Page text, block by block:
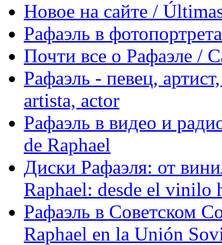
Новое на сайте /
Рафаэль в
Почти все о Рафаэле /
Рафаэль - певец,
artista, actor
Рафаэль в видео и
de Raphael
Диски Рафаэля: от
Raphael: desde el vinilo
Рафаэль в Советском
Raphael en la Unión